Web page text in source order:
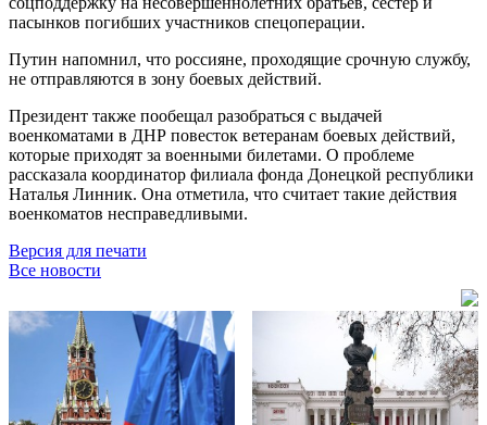
пасынков погибших участников спецоперации.
Путин напомнил, что россияне, проходящие срочную службу,
не отправляются в зону боевых действий.
Президент также пообещал разобраться с выдачей
военкоматами в ДНР повесток ветеранам боевых действий,
которые приходят за военными билетами. О проблеме
рассказала координатор филиала фонда Донецкой республики
Наталья Линник. Она отметила, что считает такие действия
военкоматов несправедливыми.
Версия для печати
Все новости